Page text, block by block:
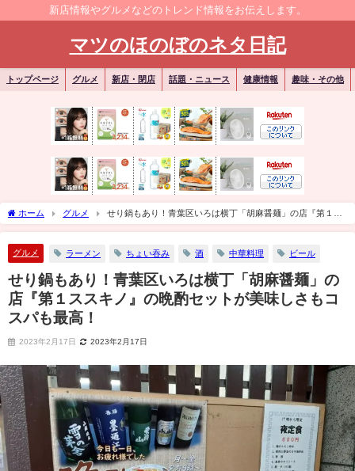
新店情報やグルメなどのトレンド情報をお伝えします。
マツのほのぼのネタ日記
トップページ グルメ 新店・閉店 話題・ニュース 健康情報 趣味・その他
ホーム グルメ
せり鍋もあり！青葉区いろは横丁「胡麻醤麺」の店『第１ス
スキノ』の晩酌セットが美味しさもコスパも最高！
グルメ ラーメン ちょい吞み 酒 中華料理 ビール
せり鍋もあり！青葉区いろは横丁「胡麻醤麺」の
店『第１ススキノ』の晩酌セットが美味しさもコ
スパも最高！
2023年2月17日 2023年2月17日